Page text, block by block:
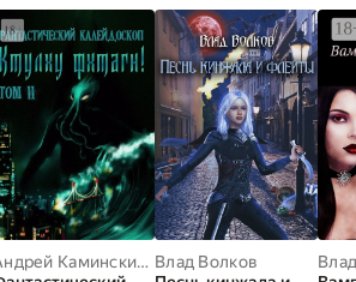
,Андрей Каминский,Антон Темхагин ,
Андрей Каминский, Антон Темхагин
Влад Волков